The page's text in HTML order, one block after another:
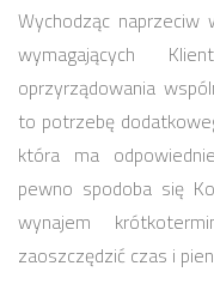
Wychodząc
wymagających
oprzyrządowania
to potrzebę
która ma
pewno spodoba się
wynajem
zaoszczędzić czas i